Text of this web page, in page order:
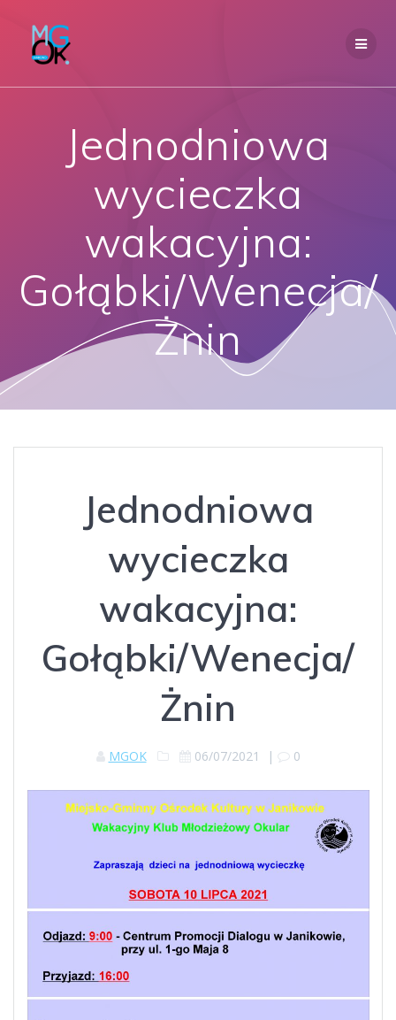
Jednodniowa
wycieczka
wakacyjna:
Gołąbki/Wenecja/
Żnin
Jednodniowa
wycieczka
wakacyjna:
Gołąbki/Wenecja/
Żnin
MGOK 06/07/2021 | 0